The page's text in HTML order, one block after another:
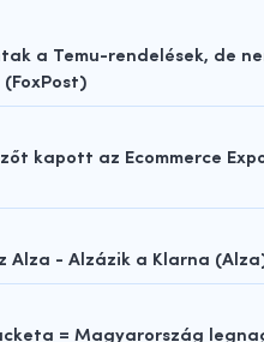
a Temu-rendelések, de
kapott az Ecommerce
Alza - Alzázik a Klarna
= Magyarország